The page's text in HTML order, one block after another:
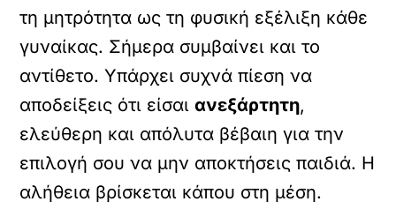
τη μητρότητα ως τη φυσική εξέλιξη κάθε
γυναίκας. Σήμερα συμβαίνει και το
αντίθετο. Υπάρχει συχνά πίεση να
αποδείξεις ότι είσαιανεξάρτητη,
ελεύθερη και απόλυτα βέβαιη για την
επιλογή σου να μην αποκτήσεις παιδιά. Η
αλήθεια βρίσκεται κάπου στη μέση.